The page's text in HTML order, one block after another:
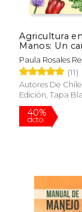
Agricultura
Manos: Un
hacia la
alimentaria
Paula Rosales
(11)
Autores De Chile,
Edición, Tapa
Nuevo